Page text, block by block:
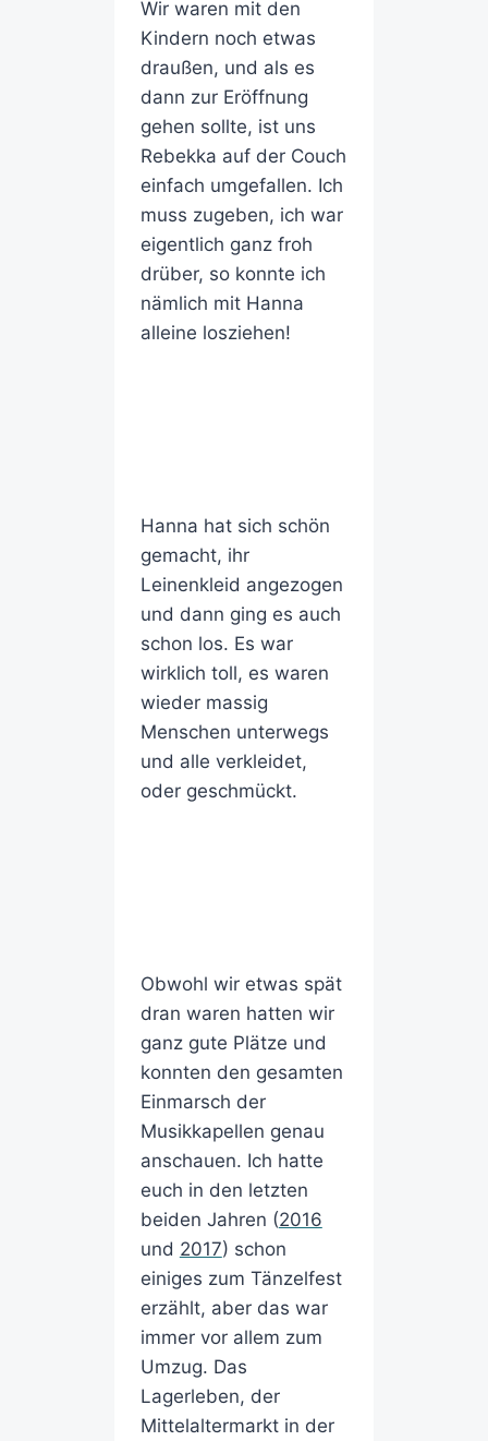
Wir waren mit den
Kindern noch etwas
draußen, und als es
dann zur Eröffnung
gehen sollte, ist uns
Rebekka auf der Couch
einfach umgefallen. Ich
muss zugeben, ich war
eigentlich ganz froh
drüber, so konnte ich
nämlich mit Hanna
alleine losziehen!
Hanna hat sich schön
gemacht, ihr
Leinenkleid angezogen
und dann ging es auch
schon los. Es war
wirklich toll, es waren
wieder massig
Menschen unterwegs
und alle verkleidet,
oder geschmückt.
Obwohl wir etwas spät
dran waren hatten wir
ganz gute Plätze und
konnten den gesamten
Einmarsch der
Musikkapellen genau
anschauen. Ich hatte
euch in den letzten
beiden Jahren (2016
und 2017) schon
einiges zum Tänzelfest
erzählt, aber das war
immer vor allem zum
Umzug. Das
Lagerleben, der
Mittelaltermarkt in der